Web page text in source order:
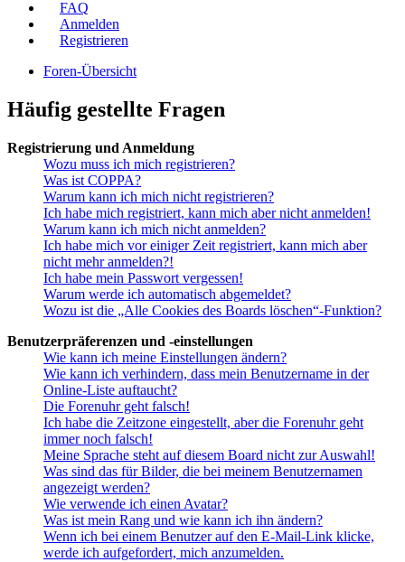
FAQ
Anmelden
Registrieren
Foren-Übersicht
Häufig gestellte Fragen
Registrierung und Anmeldung
Wozu muss ich mich registrieren?
Was ist COPPA?
Warum kann ich mich nicht registrieren?
Ich habe mich registriert, kann mich aber nicht anmelden!
Warum kann ich mich nicht anmelden?
Ich habe mich vor einiger Zeit registriert, kann mich aber
nicht mehr anmelden?!
Ich habe mein Passwort vergessen!
Warum werde ich automatisch abgemeldet?
Wozu ist die „Alle Cookies des Boards löschen“-Funktion?
Benutzerpräferenzen und -einstellungen
Wie kann ich meine Einstellungen ändern?
Wie kann ich verhindern, dass mein Benutzername in der
Online-Liste auftaucht?
Die Forenuhr geht falsch!
Ich habe die Zeitzone eingestellt, aber die Forenuhr geht
immer noch falsch!
Meine Sprache steht auf diesem Board nicht zur Auswahl!
Was sind das für Bilder, die bei meinem Benutzernamen
angezeigt werden?
Wie verwende ich einen Avatar?
Was ist mein Rang und wie kann ich ihn ändern?
Wenn ich bei einem Benutzer auf den E-Mail-Link klicke,
werde ich aufgefordert, mich anzumelden.